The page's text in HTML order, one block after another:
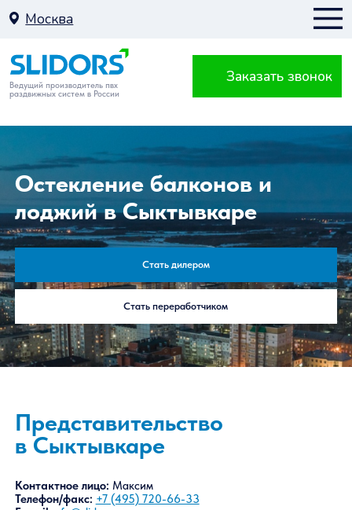
Москва
Ведущий производитель пвх
раздвижных систем в России
Остекление балконов и
лоджий в Сыктывкаре
Стать дилером
Стать переработчиком
Представительство
в Сыктывкаре